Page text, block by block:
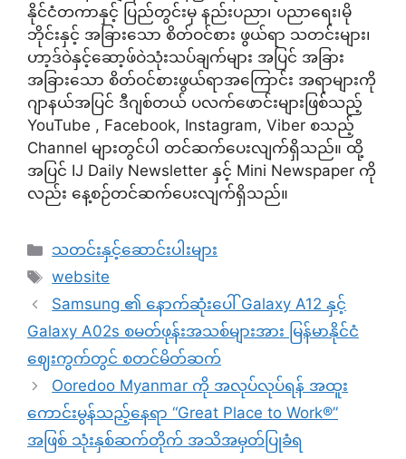
နိုင်ငံတကာနှင့် ပြည်တွင်းမှ နည်းပညာ၊ ပညာရေး၊မို
ဘိုင်းနှင့် အခြားသော စိတ်ဝင်စား ဖွယ်ရာ သတင်းများ၊
ဟာ့ဒ်ဝဲနှင့်ဆော့ဖ်ဝဲသုံးသပ်ချက်များ အပြင် အခြား
အခြားသော စိတ်ဝင်စားဖွယ်ရာအကြောင်း အရာများကို
ဂျာနယ်အပြင် ဒီဂျစ်တယ် ပလက်ဖောင်းများဖြစ်သည့်
YouTube , Facebook, Instagram, Viber စသည့်
Channel များတွင်ပါ တင်ဆက်ပေးလျက်ရှိသည်။ ထို့
အပြင် IJ Daily Newsletter နှင့် Mini Newspaper ကို
လည်း နေ့စဉ်တင်ဆက်ပေးလျက်ရှိသည်။
Categories
သတင်းနှင့်ဆောင်းပါးများ
Tags
website
Samsung ၏ နောက်ဆုံးပေါ် Galaxy A12 နှင့်
Galaxy A02s စမတ်ဖုန်းအသစ်များအား မြန်မာနိုင်ငံ
ဈေးကွက်တွင် စတင်မိတ်ဆက်
Ooredoo Myanmar ကို အလုပ်လုပ်ရန် အထူး
ကောင်းမွန်သည့်နေရာ “Great Place to Work®”
အဖြစ် သုံးနှစ်ဆက်တိုက် အသိအမှတ်ပြုခံရ